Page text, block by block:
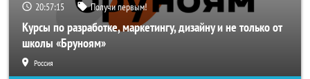
20:57:14 Получи первым!
Курсы по разработке, маркетингу, дизайну и не только от
школы «Бруноям»
Россия